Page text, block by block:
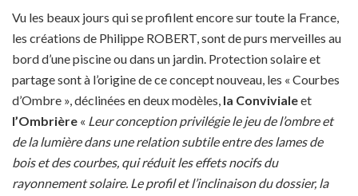
Vu les beaux jours qui se profilent encore sur toute la France,
les créations de Philippe ROBERT, sont de purs merveilles au
bord d’une piscine ou dans un jardin. Protection solaire et
partage sont à l’origine de ce concept nouveau, les « Courbes
d’Ombre », déclinées en deux modèles, la Convivialeet
l’Ombrière « Leur conception privilégie le jeu de l’ombre et
de la lumière dans une relation subtile entre des lames de
bois et des courbes, qui réduit les effets nocifs du
rayonnement solaire. Le profil et l’inclinaison du dossier, la